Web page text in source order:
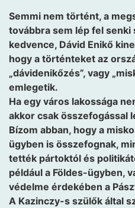
Semmi nem történt, a
továbbra sem lép fel senki
kedvence, Dávid Enikő
hogy a történteket az
„dávidenikőzés”, vagy
emlegetik.
Ha egy város lakossága
akkor csak összefogással
Bízom abban, hogy a
ügyben is összefognak,
tették pártoktól és
például a Földes-ügyben,
védelme érdekében a
A Kazinczy-s szülők által